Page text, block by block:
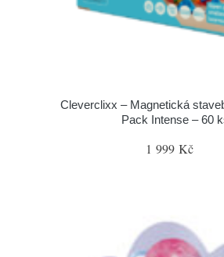
Cleverclixx – Magnetická
Pack Intense – 60
1 999 Kč